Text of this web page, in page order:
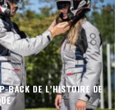
BACK DE L’HISTOIRE DE